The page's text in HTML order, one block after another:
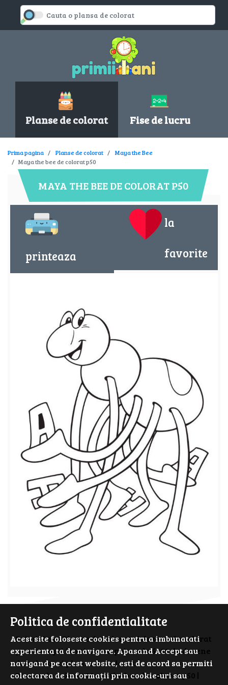
Planse de colorat Fise de lucru
Prima pagina Planse de colorat
Maya the Bee
Maya the bee de colorat p50
MAYA THE BEE DE COLORAT P50
printeaza
la
favorite
PrimiiAni - Planse de colorat si desene de colorat
pentru copii isteti. Cauta prin cele 5000 de desene
de colorat si planse de colorat.
Planse de colorat Maya the bee de colorat p50 |
Politica de confidentialitate
Acest site foloseste cookies pentru a imbunatati
experienta ta de navigare. Apasand Accept sau
navigand pe acest website, esti de acord sa permiti
colectarea de informații prin cookie-uri sau